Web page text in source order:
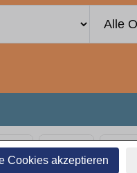
Cookies akzeptieren